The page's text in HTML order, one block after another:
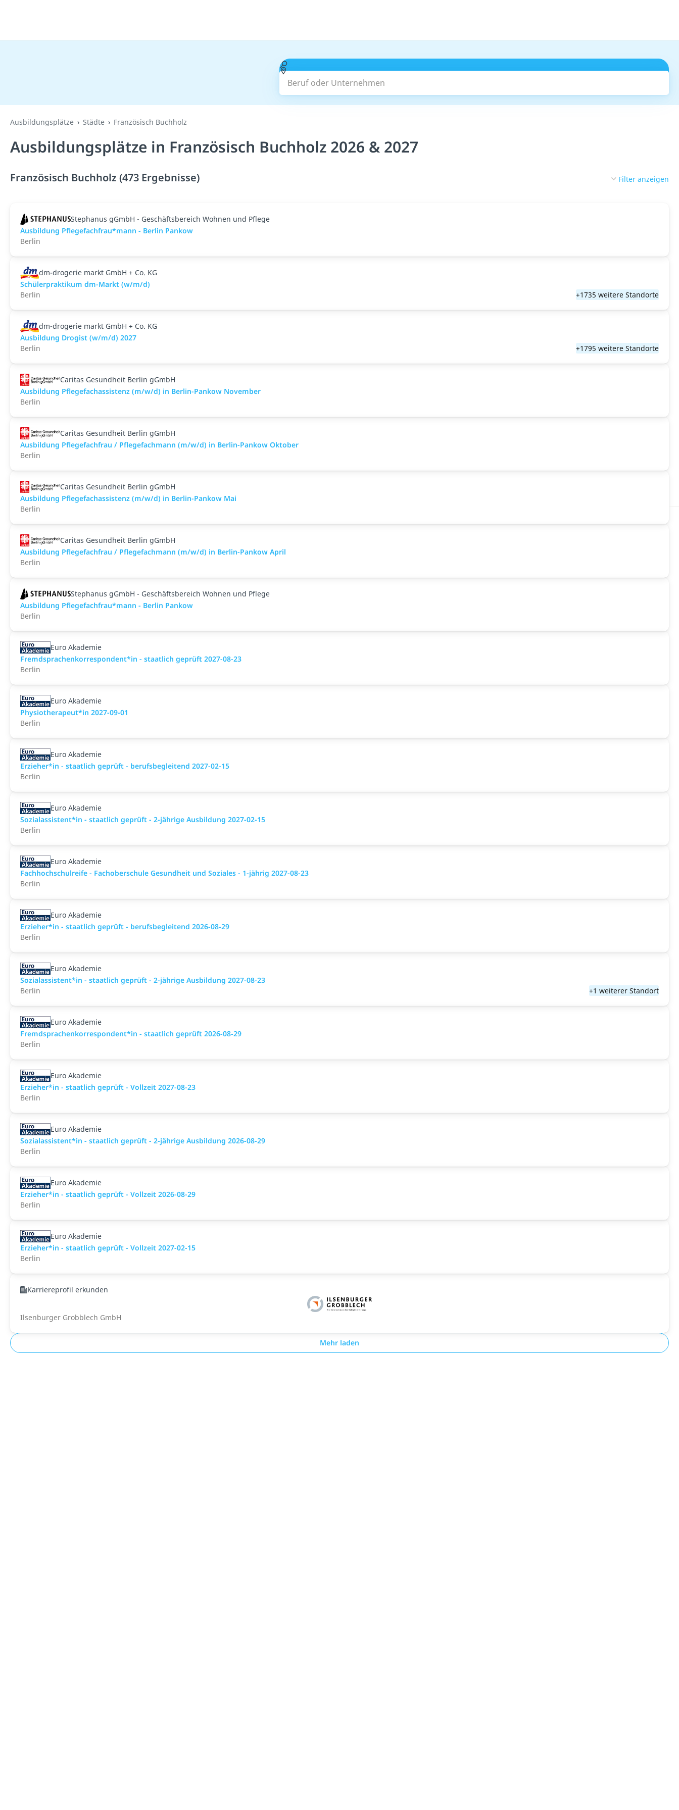
Beruf oder Unternehmen
Ausbildungsplätze Städte Französisch Buchholz
Ausbildungsplätze in Französisch Buchholz 2026 & 2027
Französisch Buchholz (473 Ergebnisse) Filter anzeigen
Stephanus gGmbH - Geschäftsbereich Wohnen und Pflege
Ausbildung Pflegefachfrau*mann - Berlin Pankow
Berlin
dm-drogerie markt GmbH + Co. KG
Schülerpraktikum dm-Markt (w/m/d)
Berlin
+1735 weitere Standorte
dm-drogerie markt GmbH + Co. KG
Ausbildung Drogist (w/m/d) 2027
Berlin
+1795 weitere Standorte
Caritas Gesundheit Berlin gGmbH
Ausbildung Pflegefachassistenz (m/w/d) in Berlin-Pankow November
Berlin
Caritas Gesundheit Berlin gGmbH
Ausbildung Pflegefachfrau / Pflegefachmann (m/w/d) in Berlin-Pankow Oktober
Berlin
Caritas Gesundheit Berlin gGmbH
Ausbildung Pflegefachassistenz (m/w/d) in Berlin-Pankow Mai
Berlin
Caritas Gesundheit Berlin gGmbH
Ausbildung Pflegefachfrau / Pflegefachmann (m/w/d) in Berlin-Pankow April
Berlin
Stephanus gGmbH - Geschäftsbereich Wohnen und Pflege
Ausbildung Pflegefachfrau*mann - Berlin Pankow
Berlin
Euro Akademie
Fremdsprachenkorrespondent*in - staatlich geprüft 2027-08-23
Berlin
Euro Akademie
Physiotherapeut*in 2027-09-01
Berlin
Euro Akademie
Erzieher*in - staatlich geprüft - berufsbegleitend 2027-02-15
Berlin
Euro Akademie
Sozialassistent*in - staatlich geprüft - 2-jährige Ausbildung 2027-02-15
Berlin
Euro Akademie
Fachhochschulreife - Fachoberschule Gesundheit und Soziales - 1-jährig 2027-08-23
Berlin
Euro Akademie
Erzieher*in - staatlich geprüft - berufsbegleitend 2026-08-29
Berlin
Euro Akademie
Sozialassistent*in - staatlich geprüft - 2-jährige Ausbildung 2027-08-23
Berlin
+1 weiterer Standort
Euro Akademie
Fremdsprachenkorrespondent*in - staatlich geprüft 2026-08-29
Berlin
Euro Akademie
Erzieher*in - staatlich geprüft - Vollzeit 2027-08-23
Berlin
Euro Akademie
Sozialassistent*in - staatlich geprüft - 2-jährige Ausbildung 2026-08-29
Berlin
Euro Akademie
Erzieher*in - staatlich geprüft - Vollzeit 2026-08-29
Berlin
Euro Akademie
Erzieher*in - staatlich geprüft - Vollzeit 2027-02-15
Berlin
Karriereprofil erkunden
Ilsenburger Grobblech GmbH
Mehr laden